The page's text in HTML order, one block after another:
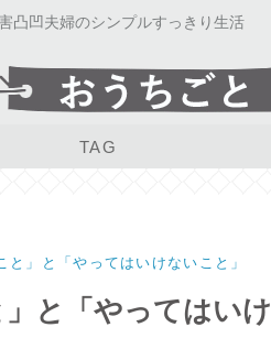
凸凹夫婦のシンプルすっきり生活
TAG
」と「やってはいけないこと」
と「やってはいけ